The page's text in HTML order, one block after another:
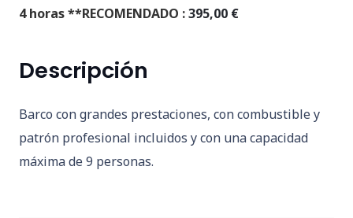
4 horas **RECOMENDADO :395,00 €
Descripción
Barco con grandes prestaciones, con combustible y
patrón profesional incluidos y con una capacidad
máxima de 9 personas.